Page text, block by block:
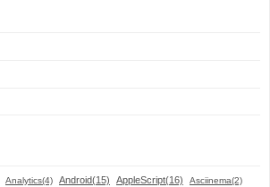
Analytics(4) Android(15) AppleScript(16) Asciinema(2)